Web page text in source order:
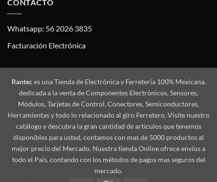
CONTACTO
Whatsapp: 56 2026 3835
Facturación Electrónica
Ranteces una Tienda de Electrónica y Ferretería 100% Mexicana,
dedicada a la venta de Componentes Electrónicos, Sensores,
Módulos, Tarjetas de Control, Conectores, Semiconductores,
Herramientas y todo lo relacionado al giro Ferretero. Visite nuestro
catálogo y descubra la gran cantidad de artículos que tenemos
disponibles para usted, contamos con mas de 5000 productos al
mejor precio del Mercado. Nuestra tienda Online ofrece envíos a
todo el País, contando con los métodos de pagos mas seguros del
mercado.